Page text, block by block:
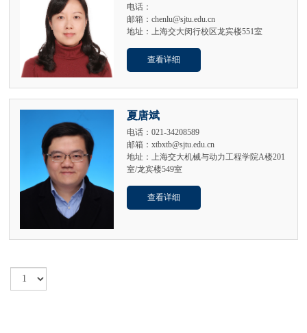
电话：
邮箱：chenlu@sjtu.edu.cn
地址：上海交大闵行校区龙宾楼551室
查看详细
夏唐斌
电话：021-34208589
邮箱：xtbxtb@sjtu.edu.cn
地址：上海交大机械与动力工程学院A楼201
室/龙宾楼549室
查看详细